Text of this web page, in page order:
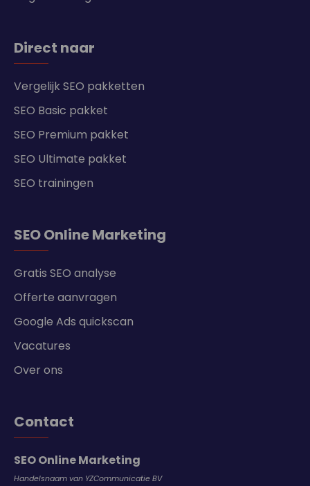
Direct naar
Vergelijk SEO pakketten
SEO Basic pakket
SEO Premium pakket
SEO Ultimate pakket
SEO trainingen
SEO Online Marketing
Gratis SEO analyse
Offerte aanvragen
Google Ads quickscan
Vacatures
Over ons
Contact
SEO Online Marketing
Handelsnaam van YZCommunicatie BV